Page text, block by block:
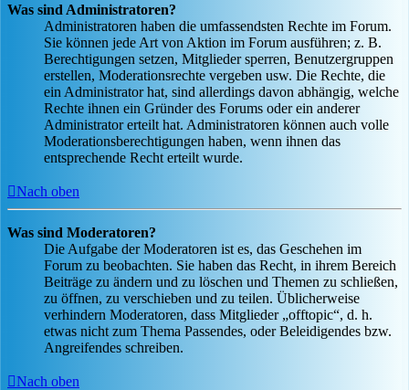
Was sind Administratoren?
Administratoren haben die umfassendsten Rechte im Forum.
Sie können jede Art von Aktion im Forum ausführen; z. B.
Berechtigungen setzen, Mitglieder sperren, Benutzergruppen
erstellen, Moderationsrechte vergeben usw. Die Rechte, die
ein Administrator hat, sind allerdings davon abhängig, welche
Rechte ihnen ein Gründer des Forums oder ein anderer
Administrator erteilt hat. Administratoren können auch volle
Moderationsberechtigungen haben, wenn ihnen das
entsprechende Recht erteilt wurde.
Nach oben
Was sind Moderatoren?
Die Aufgabe der Moderatoren ist es, das Geschehen im
Forum zu beobachten. Sie haben das Recht, in ihrem Bereich
Beiträge zu ändern und zu löschen und Themen zu schließen,
zu öffnen, zu verschieben und zu teilen. Üblicherweise
verhindern Moderatoren, dass Mitglieder „offtopic“, d. h.
etwas nicht zum Thema Passendes, oder Beleidigendes bzw.
Angreifendes schreiben.
Nach oben